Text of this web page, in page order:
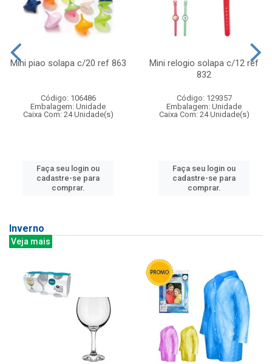
Mini piao solapa c/20 ref 863
Código: 106486
Embalagem: Unidade
Caixa Com: 24 Unidade(s)
Faça seu login ou
cadastre-se para
comprar.
Mini relogio solapa c/12 ref
832
Código: 129357
Embalagem: Unidade
Caixa Com: 24 Unidade(s)
Faça seu login ou
cadastre-se para
comprar.
Inverno
Veja mais